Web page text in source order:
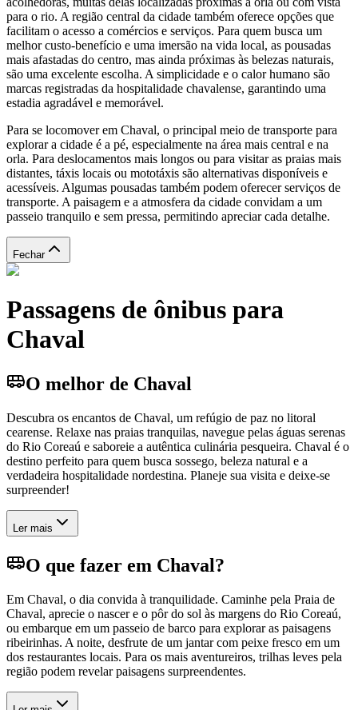
para o rio. A região central da cidade também oferece opções que
facilitam o acesso a comércios e serviços. Para quem busca um
melhor custo-benefício e uma imersão na vida local, as pousadas
mais afastadas do centro, mas ainda próximas às belezas naturais,
são uma excelente escolha. A simplicidade e o calor humano são
marcas registradas da hospitalidade chavalense, garantindo uma
estadia agradável e memorável.
Para se locomover em Chaval, o principal meio de transporte para
explorar a cidade é a pé, especialmente na área mais central e na
orla. Para deslocamentos mais longos ou para visitar as praias mais
distantes, táxis locais ou mototáxis são alternativas disponíveis e
acessíveis. Algumas pousadas também podem oferecer serviços de
transporte. A paisagem e a atmosfera da cidade convidam a um
passeio tranquilo e sem pressa, permitindo apreciar cada detalhe.
Fechar
Passagens de ônibus para
Chaval
O melhor de Chaval
Descubra os encantos de Chaval, um refúgio de paz no litoral
cearense. Relaxe nas praias tranquilas, navegue pelas águas serenas
do Rio Coreaú e saboreie a autêntica culinária pesqueira. Chaval é o
destino perfeito para quem busca sossego, beleza natural e a
verdadeira hospitalidade nordestina. Planeje sua visita e deixe-se
surpreender!
Ler mais
O que fazer em Chaval?
Em Chaval, o dia convida à tranquilidade. Caminhe pela Praia de
Chaval, aprecie o nascer e o pôr do sol às margens do Rio Coreaú,
ou embarque em um passeio de barco para explorar as paisagens
ribeirinhas. A noite, desfrute de um jantar com peixe fresco em um
dos restaurantes locais. Para os mais aventureiros, trilhas leves pela
região podem revelar paisagens surpreendentes.